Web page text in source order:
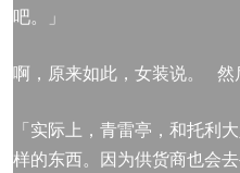
吧。」
啊，原来如此，女装说。 然
「实际上，青雷亭，和托利
样的东西。因为供货商也会